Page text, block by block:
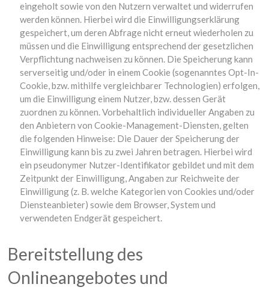
eingeholt sowie von den Nutzern verwaltet und widerrufen
werden können. Hierbei wird die Einwilligungserklärung
gespeichert, um deren Abfrage nicht erneut wiederholen zu
müssen und die Einwilligung entsprechend der gesetzlichen
Verpflichtung nachweisen zu können. Die Speicherung kann
serverseitig und/oder in einem Cookie (sogenanntes Opt-In-
Cookie, bzw. mithilfe vergleichbarer Technologien) erfolgen,
um die Einwilligung einem Nutzer, bzw. dessen Gerät
zuordnen zu können. Vorbehaltlich individueller Angaben zu
den Anbietern von Cookie-Management-Diensten, gelten
die folgenden Hinweise: Die Dauer der Speicherung der
Einwilligung kann bis zu zwei Jahren betragen. Hierbei wird
ein pseudonymer Nutzer-Identifikator gebildet und mit dem
Zeitpunkt der Einwilligung, Angaben zur Reichweite der
Einwilligung (z. B. welche Kategorien von Cookies und/oder
Diensteanbieter) sowie dem Browser, System und
verwendeten Endgerät gespeichert.
Bereitstellung des
Onlineangebotes und